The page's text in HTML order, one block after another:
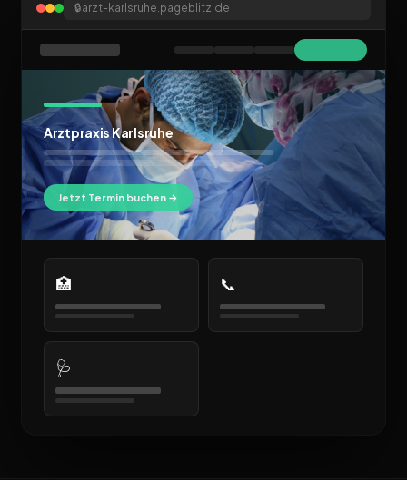
🔒arzt-karlsruhe.pageblitz.de
Arztpraxis Karlsruhe
Jetzt Termin buchen →
🏥 📞
🩺